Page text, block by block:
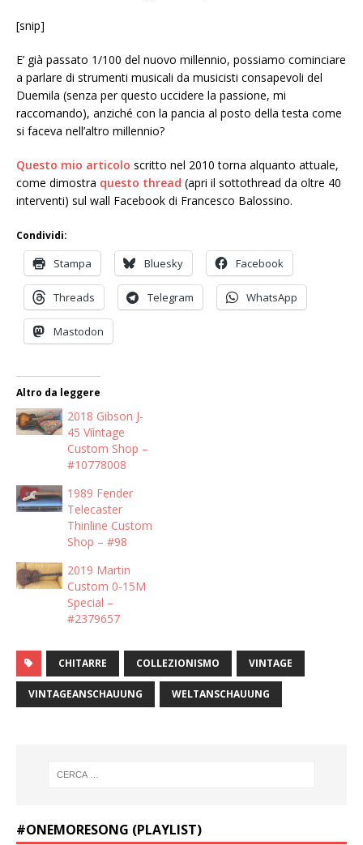
[snip]
E’ già passato 1/100 del nuovo millennio, possiamo cominciare
a parlare di strumenti musicali da musicisti consapevoli del
Duemila (senza per questo uccidere la passione, mi
raccomando), anziché con la pancia al posto della testa come
si faceva nell’altro millennio?
Questo mio articolo scritto nel 2010 torna alquanto attuale,
come dimostra questo thread (apri il sottothread da oltre 40
interventi) sul wall Facebook di Francesco Balossino.
Condividi:
Stampa Bluesky Facebook
Threads Telegram WhatsApp
Mastodon
Altro da leggere
2018 Gibson J-
45 Viìntage
Custom Shop –
#10778008
1989 Fender
Telecaster
Thinline Custom
Shop – #98
2019 Martin
Custom 0-15M
Special –
#2379657
CHITARRE COLLEZIONISMO VINTAGE
VINTAGEANSCHAUUNG WELTANSCHAUUNG
#ONEMORESONG (PLAYLIST)